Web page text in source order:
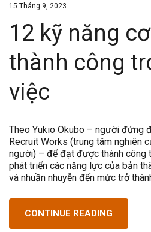
15 Tháng 9, 2023
12 kỹ năng
thành công
việc
Theo Yukio Okubo – người đứng
Recruit Works (trung tâm nghiên
người) – để đạt được thành công
phát triển các năng lực của bản
và nhuần nhuyễn đến mức trở
CONTINUE READING